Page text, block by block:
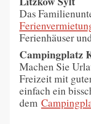
Das
Ferienhäuser
Campingplatz
Machen Sie
Freizeit mit
einfach ein
dem